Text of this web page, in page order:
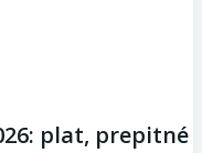
plat, prepitné